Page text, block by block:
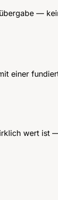
—
einer
wert ist